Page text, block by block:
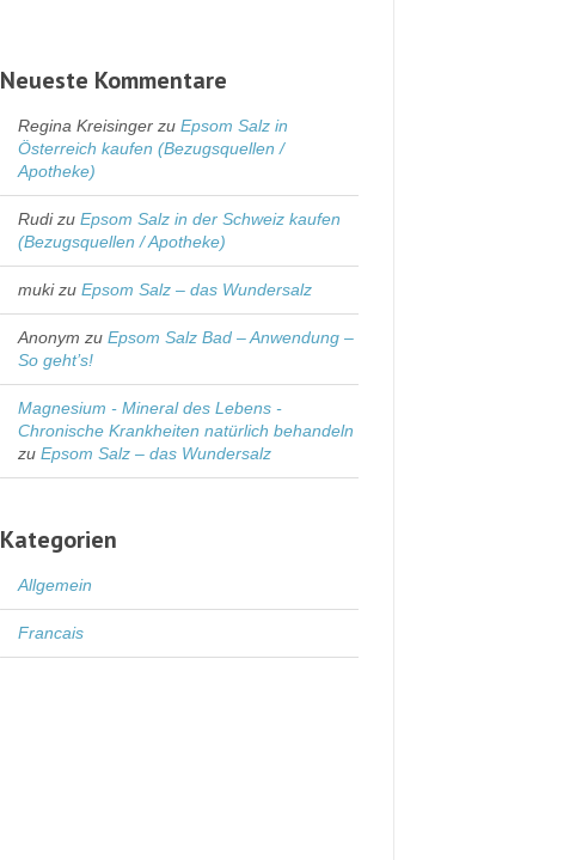
Neueste Kommentare
Regina Kreisinger zuEpsom Salz in
Österreich kaufen (Bezugsquellen /
Apotheke)
RudizuEpsom Salz in der Schweiz kaufen
(Bezugsquellen / Apotheke)
mukizuEpsom Salz – das Wundersalz
Anonym zuEpsom Salz Bad – Anwendung –
So geht’s!
Magnesium - Mineral des Lebens -
Chronische Krankheiten natürlich behandeln
zuEpsom Salz – das Wundersalz
Kategorien
Allgemein
Francais